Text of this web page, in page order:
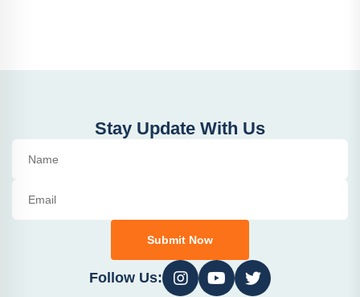
Stay Update With Us
Submit Now
Follow Us: